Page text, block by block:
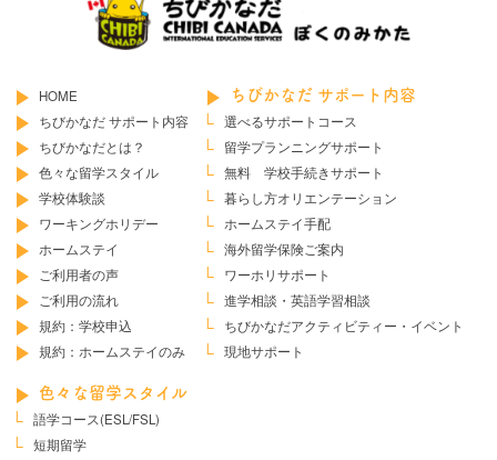
HOME
ちびかなだ サポート内容
ちびかなだとは？
色々な留学スタイル
学校体験談
ワーキングホリデー
ホームステイ
ご利用者の声
ご利用の流れ
規約：学校申込
規約：ホームステイのみ
ちびかなだ サポート内容
選べるサポートコース
留学プランニングサポート
無料 学校手続きサポート
暮らし方オリエンテーション
ホームステイ手配
海外留学保険ご案内
ワーホリサポート
進学相談・英語学習相談
ちびかなだアクティビティー・イベント
現地サポート
色々な留学スタイル
語学コース(ESL/FSL)
短期留学